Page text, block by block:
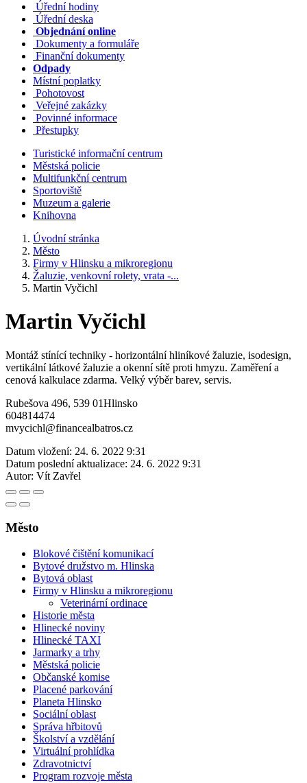
Úřední hodiny
Úřední deska
Objednání online
Dokumenty a formuláře
Finanční dokumenty
Odpady
Místní poplatky
Pohotovost
Veřejné zakázky
Povinné informace
Přestupky
Turistické informační centrum
Městská policie
Multifunkční centrum
Sportoviště
Muzeum a galerie
Knihovna
Úvodní stránka
Město
Firmy v Hlinsku a mikroregionu
Žaluzie, venkovní rolety, vrata -...
Martin Vyčichl
Martin Vyčichl
Montáž stínící techniky - horizontální hliníkové žaluzie, isodesign,
vertikální látkové žaluzie a okenní sítě proti hmyzu. Zaměření a
cenová kalkulace zdarma. Velký výběr barev, servis.
Rubešova 496, 539 01Hlinsko
604814474
mvycichl@financealbatros.cz
Datum vložení: 24. 6. 2022 9:31
Datum poslední aktualizace: 24. 6. 2022 9:31
Autor: Vít Zavřel
Město
Blokové čištění komunikací
Bytové družstvo m. Hlinska
Bytová oblast
Firmy v Hlinsku a mikroregionu
Veterinární ordinace
Historie města
Hlinecké noviny
Hlinecké TAXI
Jarmarky a trhy
Městská policie
Občanské komise
Placené parkování
Planeta Hlinsko
Sociální oblast
Správa hřbitovů
Školství a vzdělání
Virtuální prohlídka
Zdravotnictví
Program rozvoje města